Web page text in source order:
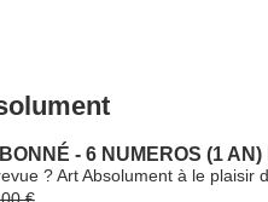
- 6 NUMEROS (1
? Art Absolument à le